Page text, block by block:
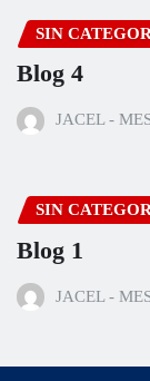
SIN
Blog 4
JACEL -
SIN
Blog 1
JACEL -